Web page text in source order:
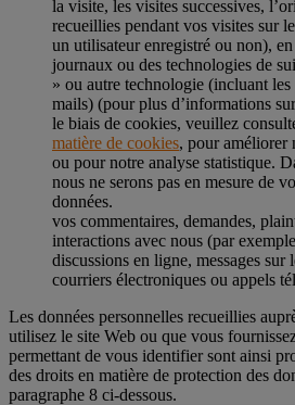
la visite, les visites successives,
recueillies pendant vos visites sur
un utilisateur enregistré ou non),
journaux ou des technologies de
» ou autre technologie (incluant
mails) (pour plus d’informations
le biais de cookies, veuillez
matière de cookies, pour améliorer
ou pour notre analyse statistique.
nous ne serons pas en mesure de
données.
vos commentaires, demandes,
interactions avec nous (par
discussions en ligne, messages sur
courriers électroniques ou appels
Les données personnelles recueillies
utilisez le site Web ou que vous
permettant de vous identifier sont ainsi
des droits en matière de protection des
paragraphe 8 ci-dessous.